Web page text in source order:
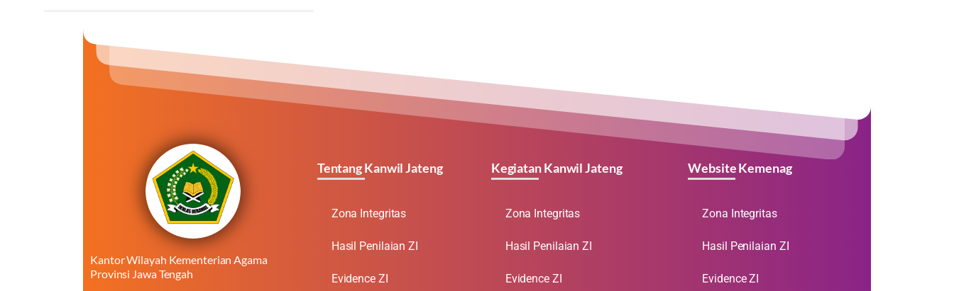
Kantor Wilayah Kementerian Agama
Provinsi Jawa Tengah
Tentang Kanwil Jateng
Zona Integritas
Hasil Penilaian ZI
Evidence ZI
Kegiatan Kanwil Jateng
Zona Integritas
Hasil Penilaian ZI
Evidence ZI
Website Kemenag
Zona Integritas
Hasil Penilaian ZI
Evidence ZI